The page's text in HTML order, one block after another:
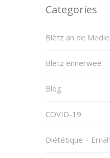
Categories
Blëtz an de
Blëtz ënnerwee
Blog
COVID-19
Diététique –